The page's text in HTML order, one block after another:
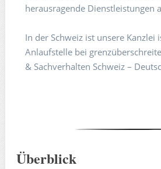
herausragende Dienstleistungen
In der Schweiz ist unsere Kanzlei
Anlaufstelle bei
& Sachverhalten Schweiz –
Überblick